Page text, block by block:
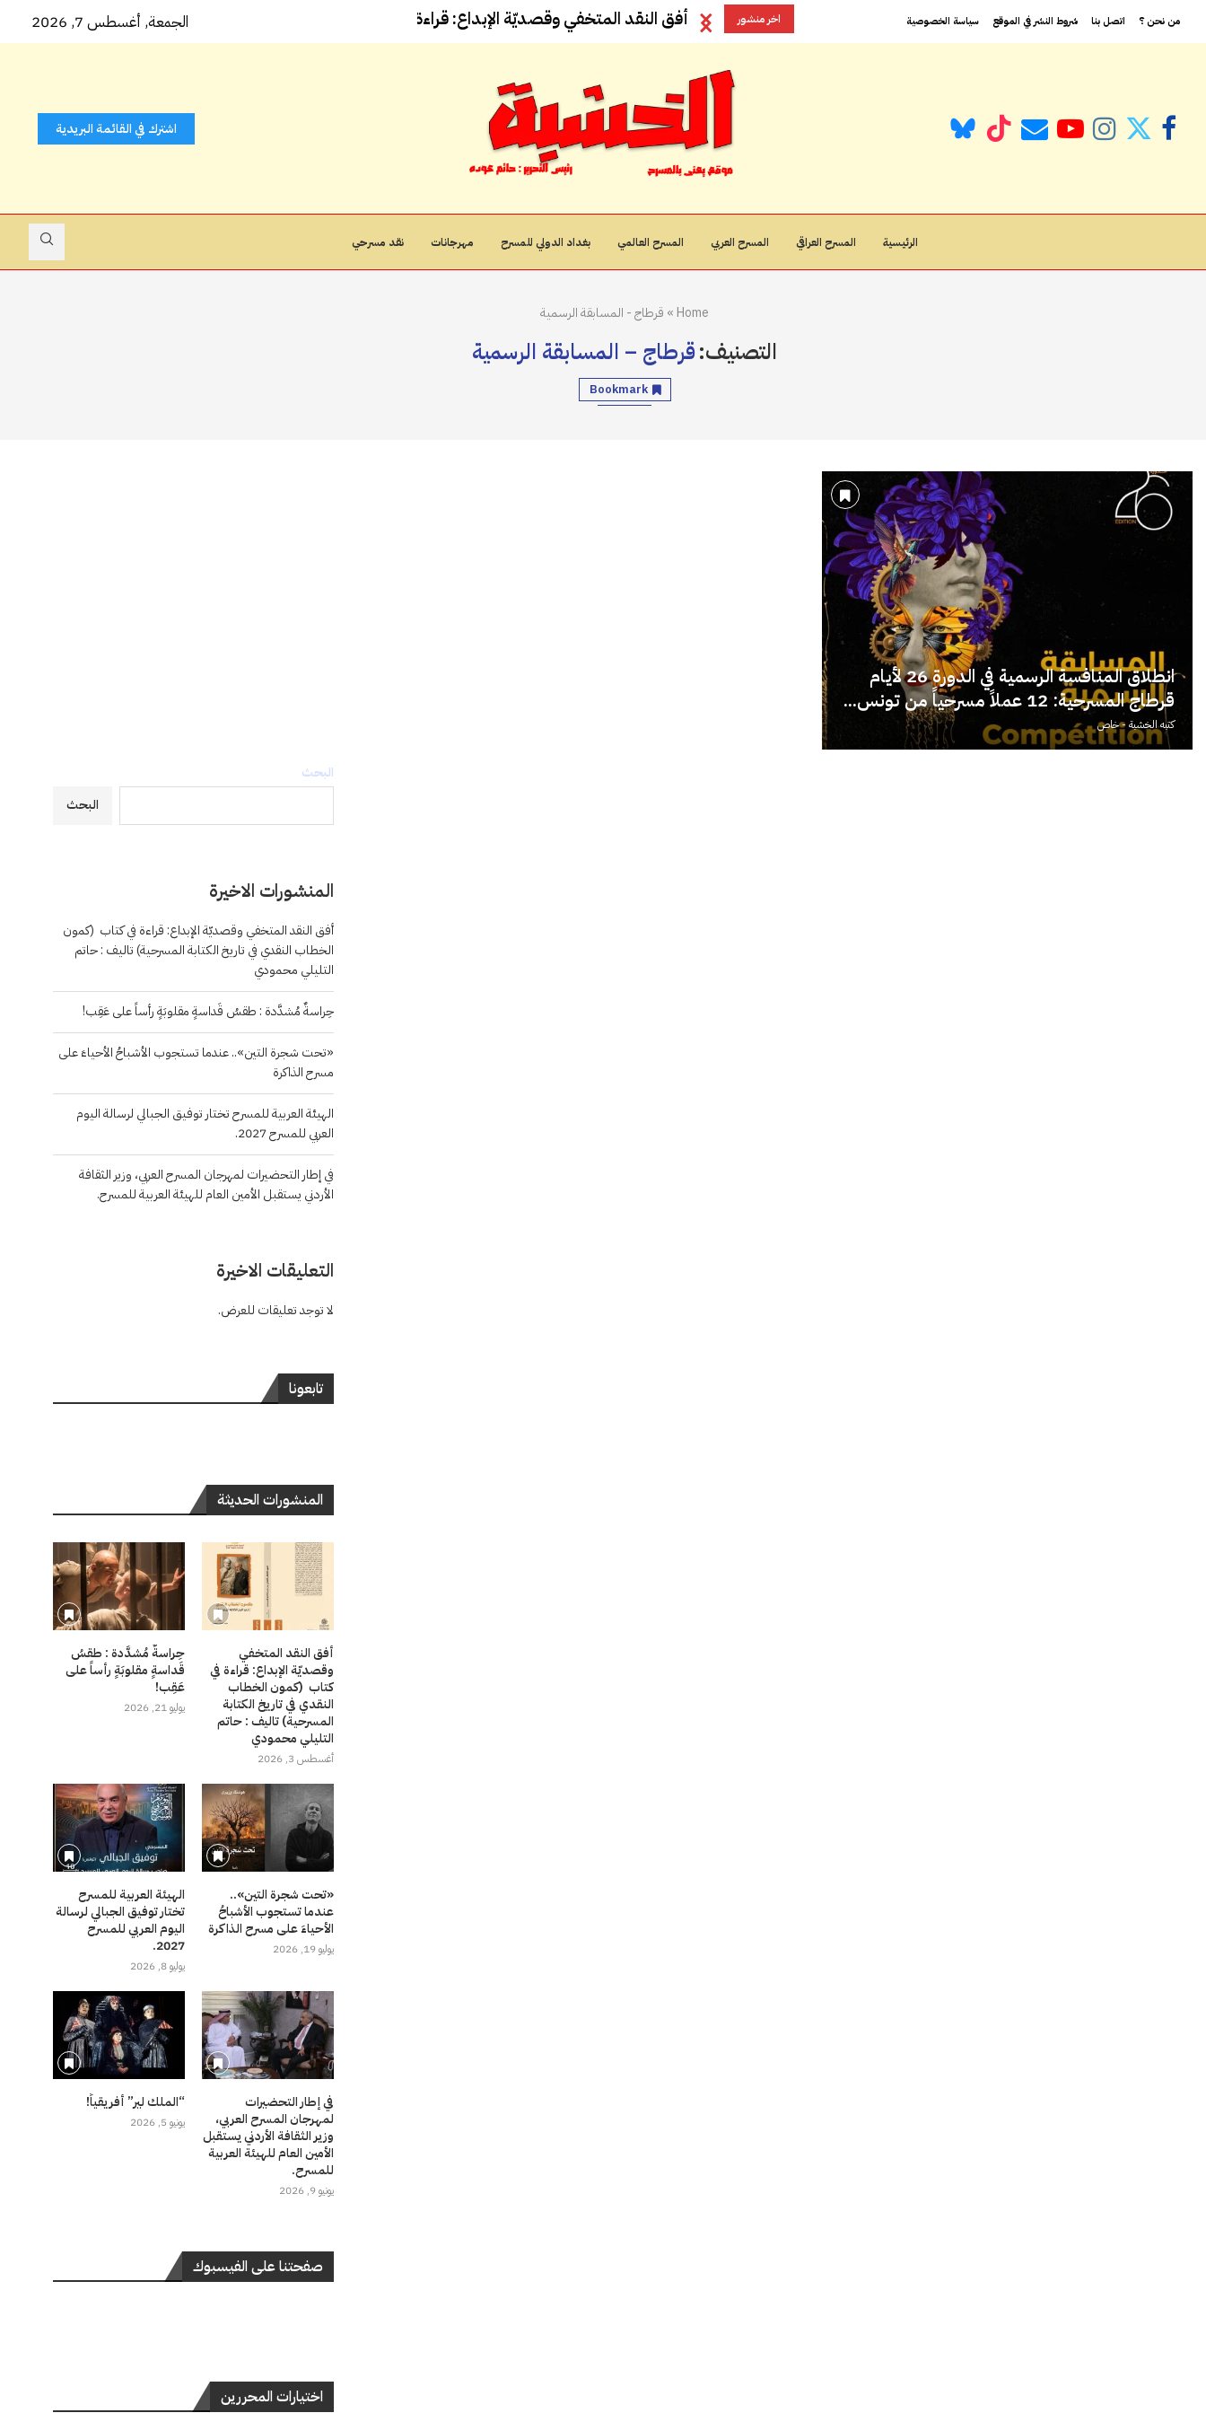
من نحن ؟ اتصل بنا شروط النشر في الموقع سياسة الخصوصية اخر منشور أفق النقد المتخفي وقصديّة الإبداع: قراءة في كتاب... الجمعة, أغسطس 7, 2026
اشترك في القائمة البريدية
الرئيسية المسرح العراقي المسرح العربي المسرح العالمي بغداد الدولي للمسرح مهرجانات نقد مسرحي
Home
» قرطاج - المسابقة الرسمية
التصنيف:قرطاج – المسابقة الرسمية
Bookmark
انطلاق المنافسة الرسمية في الدورة 26 لأيام
قرطاج المسرحية: 12 عملاً مسرحياً من تونس...
كتبهالخشبة - خاص
البحث
البحث
المنشورات الاخيرة
أفق النقد المتخفي وقصديّة الإبداع: قراءة في كتاب (كمون
الخطاب النقدي في تاريخ الكتابة المسرحية) تاليف : حاتم
التليلي محمودي
حِراسةٌ مُشدَّدة : طقسُ قَداسةٍ مقلوبَةٍ رأساً على عَقِب!
«تحت شجرة التين».. عندما تستجوب الأشباحُ الأحياءَ على
مسرح الذاكرة
الهيئة العربية للمسرح تختار توفيق الجبالي لرسالة اليوم
العربي للمسرح 2027.
في إطار التحضيرات لمهرجان المسرح العربي، وزير الثقافة
الأردني يستقبل الأمين العام للهيئة العربية للمسرح.
التعليقات الاخيرة
لا توجد تعليقات للعرض.
تابعونا
المنشورات الحديثة
أفق النقد المتخفي
وقصديّة الإبداع: قراءة في
كتاب (كمون الخطاب
النقدي في تاريخ الكتابة
المسرحية) تاليف : حاتم
التليلي محمودي
أغسطس 3, 2026
حِراسةٌ مُشدَّدة : طقسُ
قَداسةٍ مقلوبَةٍ رأساً على
عَقِب!
يوليو 21, 2026
«تحت شجرة التين»..
عندما تستجوب الأشباحُ
الأحياءَ على مسرح الذاكرة
يوليو 19, 2026
الهيئة العربية للمسرح
تختار توفيق الجبالي لرسالة
اليوم العربي للمسرح
2027.
يوليو 8, 2026
في إطار التحضيرات
لمهرجان المسرح العربي،
وزير الثقافة الأردني يستقبل
الأمين العام للهيئة العربية
للمسرح.
يونيو 9, 2026
“الملك لير” أفريقياً!
يونيو 5, 2026
صفحتنا على الفيسبوك
اختيارات المحررين